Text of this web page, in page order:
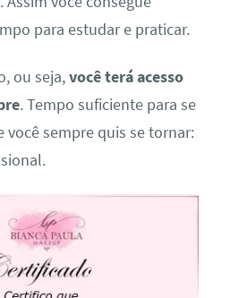
para estudar e praticar.
ou seja,você terá acesso
. Tempo suficiente para se
você sempre quis se tornar: